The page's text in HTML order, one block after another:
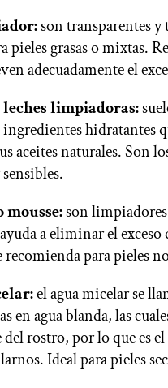
son transparentes
pieles grasas o mixtas.
adecuadamente el
leches limpiadoras:
hidratantes
aceites naturales. Son
mousse:son
a eliminar el exceso
para pieles
el agua micelar se
en agua blanda, las
rostro, por lo que es
Ideal para pieles